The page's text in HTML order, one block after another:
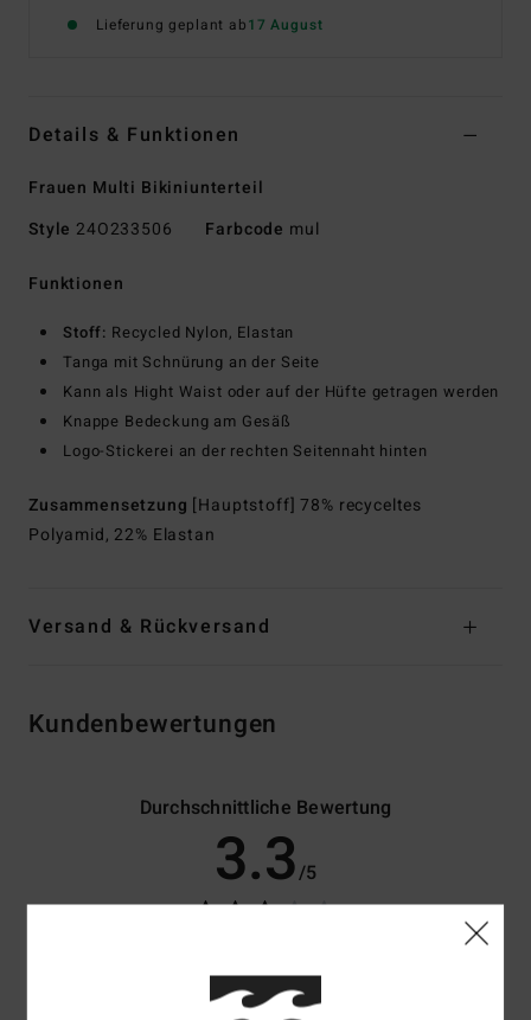
Lieferung geplant ab17 August
Details & Funktionen
Frauen Multi Bikiniunterteil
Style 24O233506 Farbcode mul
Funktionen
Stoff: Recycled Nylon, Elastan
Tanga mit Schnürung an der Seite
Kann als Hight Waist oder auf der Hüfte getragen werden
Knappe Bedeckung am Gesäß
Logo-Stickerei an der rechten Seitennaht hinten
Zusammensetzung [Hauptstoff] 78% recyceltes
Polyamid, 22% Elastan
Versand & Rückversand
Kundenbewertungen
Durchschnittliche Bewertung
3.3/5